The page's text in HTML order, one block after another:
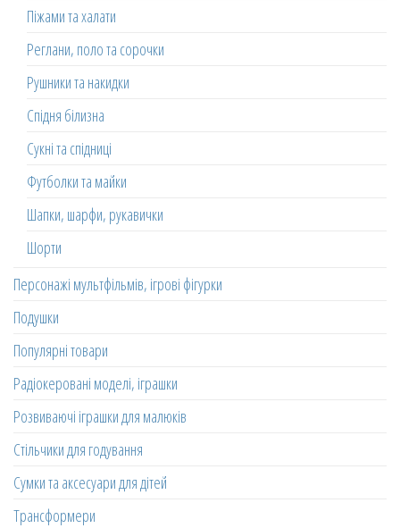
Піжами та халати
Реглани, поло та сорочки
Рушники та накидки
Спідня білизна
Сукні та спідниці
Футболки та майки
Шапки, шарфи, рукавички
Шорти
Персонажі мультфільмів, ігрові фігурки
Подушки
Популярні товари
Радіокеровані моделі, іграшки
Розвиваючі іграшки для малюків
Стільчики для годування
Сумки та аксесуари для дітей
Трансформери